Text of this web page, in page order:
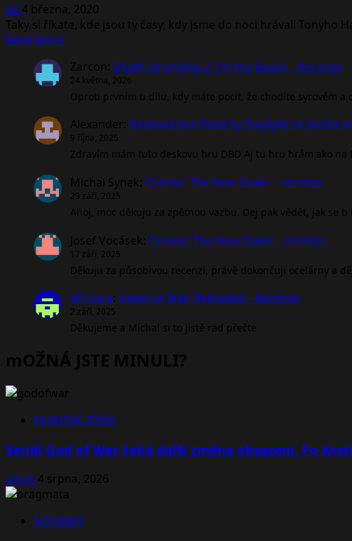
července
+
nový
trailer
Jiří4 března, 2020
Taky si říkate, kde jsou ty časy, kdy jsme do noci hrávali Tonyho
Read MoreRead
about
Skater
XL
oznámen
pro
Playstation
Zarcon: Death Stranding 2: On the Beach – Recenze
24 května, 2026
Oproti prvním u dílu, kdy máte pocit, že chodíte syrovém
Alexander: Desková hra Dead by Daylight se dočká
9 října, 2025
Zdravím mám tuto deskovu hru DBD Aj tu hru hrám ako na
Michal Synek: Cronos: The New Dawn – recenze
29 září, 2025
Ahoj, moc děkuju za zpětnou vazbu. Dej pak vědět, jak se ti
Josef Vocásek: Cronos: The New Dawn – recenze
17 září, 2025
Děkuju za působivou recenzí, právě dokončuji ocelárny a
Jiří Hora: Gears of War: Reloaded – Recenze
2 září, 2025
Děkujeme a Michal si to jistě rád přečte
mOŽNÁ JSTE MINULI?
FILMOVÁ ZÓNA
Seriál God of War čeká další změna obsazení. Po
Jakub 4 srpna, 2026
NOVINKY